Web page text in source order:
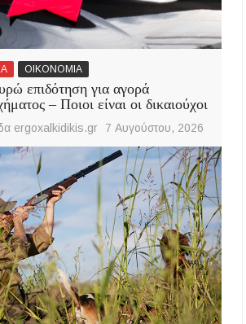
ΟΙΚΟΝΟΜΙΑ
επιδότηση για αγορά
– Ποιοι είναι οι δικαιούχοι
ergoxalkidikis.gr 7 Αυγούστου, 2026